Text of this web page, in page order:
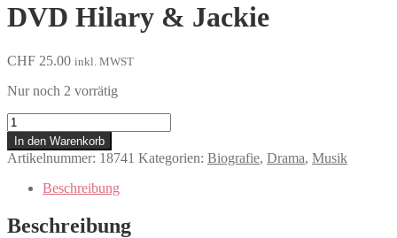
DVD Hilary & Jackie
CHF 25.00 inkl. MWST
Nur noch 2 vorrätig
Hilary
&
Jackie
Menge
In den Warenkorb
Artikelnummer: 18741 Kategorien: Biografie, Drama, Musik
Beschreibung
Beschreibung